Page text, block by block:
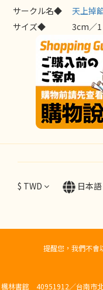
サークル名◆
天上掉
サイズ◆
3cm／1
$ TWD 日本語
提醒您，我們不會
楓林書館 40951912／台南市北